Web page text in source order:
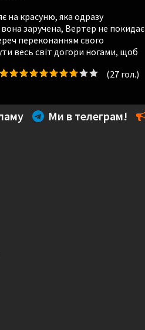
на красуню, яка одразу
заручена, Вертер не покидає
переконанням свого
весь світ догори ногами, щоб
(27 гол.)
Ми в телеграм!